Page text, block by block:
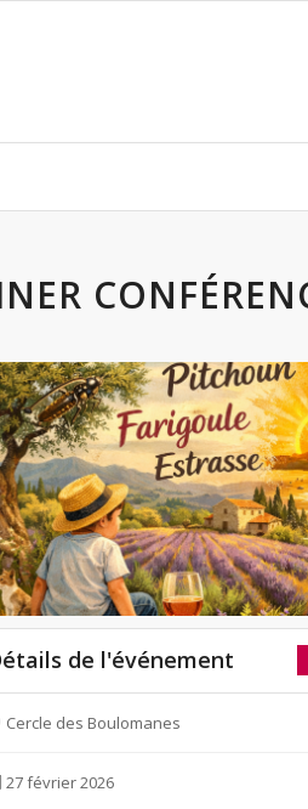
de l'événement
Cercle des Boulomanes
27 février 2026